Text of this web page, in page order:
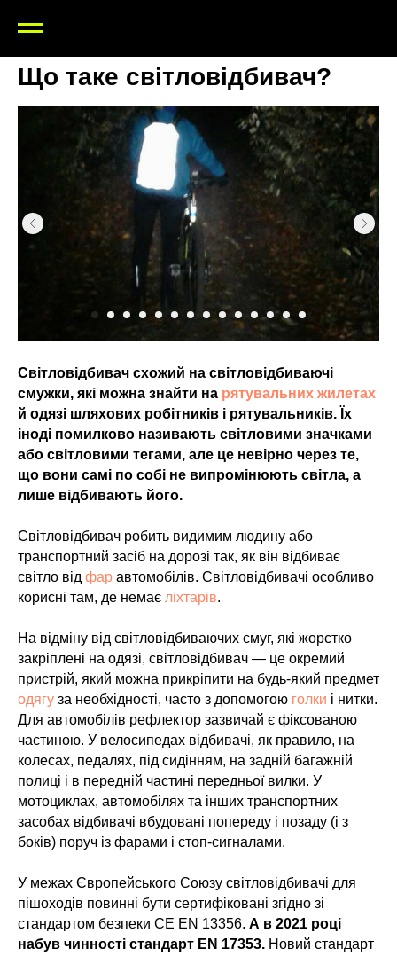
Що таке світловідбивач?
Світловідбивач схожий на світловідбиваючі
смужки, які можна знайти на рятувальних жилетах
й одязі шляхових робітників і рятувальників. Їх
іноді помилково називають світловими значками
або світловими тегами, але це невірно через те,
що вони самі по собі не випромінюють світла, а
лише відбивають його.
Світловідбивач робить видимим людину або
транспортний засіб на дорозі так, як він відбиває
світло від фар автомобілів. Світловідбивачі особливо
корисні там, де немає ліхтарів.
На відміну від світловідбиваючих смуг, які жорстко
закріплені на одязі, світловідбивач — це окремий
пристрій, який можна прикріпити на будь-який предмет
одягу за необхідності, часто з допомогою голки і нитки.
Для автомобілів рефлектор зазвичай є фіксованою
частиною. У велосипедах відбивачі, як правило, на
колесах, педалях, під сидінням, на задній багажній
полиці і в передній частині передньої вилки. У
мотоциклах, автомобілях та інших транспортних
засобах відбивачі вбудовані попереду і позаду (і з
боків) поруч із фарами і стоп-сигналами.
У межах Європейського Союзу світловідбивачі для
пішоходів повинні бути сертифіковані згідно зі
стандартом безпеки CE EN 13356. А в 2021 році
набув чинності стандарт EN 17353. Новий стандарт